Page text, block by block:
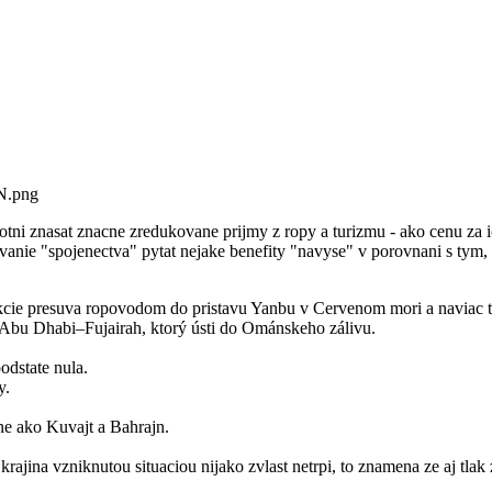
znasat znacne zredukovane prijmy z ropy a turizmu - ako cenu za
"spojenectva" pytat nejake benefity "navyse" v porovnani s
presuva ropovodom do pristavu Yanbu v Cervenom mori a
Dhabi–Fujairah, ktorý ústi do Ománskeho zálivu.
nula.
ako Kuvajt a Bahrajn.
vzniknutou situaciou nijako zvlast netrpi, to znamena ze aj